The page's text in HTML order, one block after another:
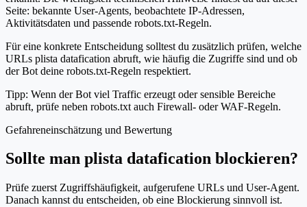
Seite: bekannte User-Agents, beobachtete IP-Adressen,
Aktivitätsdaten und passende robots.txt-Regeln.
Für eine konkrete Entscheidung solltest du zusätzlich prüfen, welche
URLs plista datafication abruft, wie häufig die Zugriffe sind und ob
der Bot deine robots.txt-Regeln respektiert.
Tipp: Wenn der Bot viel Traffic erzeugt oder sensible Bereiche
abruft, prüfe neben robots.txt auch Firewall- oder WAF-Regeln.
Gefahreneinschätzung und Bewertung
Sollte man plista datafication blockieren?
Prüfe zuerst Zugriffshäufigkeit, aufgerufene URLs und User-Agent.
Danach kannst du entscheiden, ob eine Blockierung sinnvoll ist.